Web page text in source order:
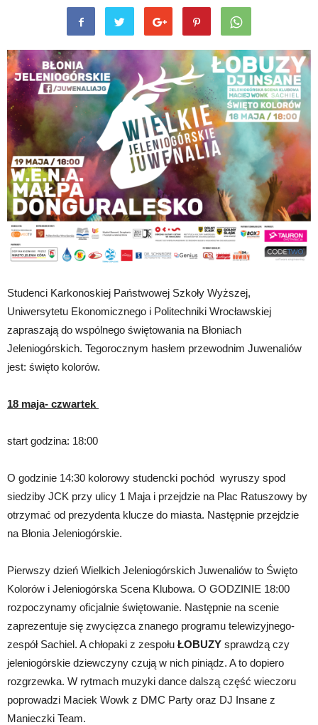
Studenci Karkonoskiej Państwowej Szkoły Wyższej,
Uniwersytetu Ekonomicznego i Politechniki Wrocławskiej
zapraszają do wspólnego świętowania na Błoniach
Jeleniogórskich. Tegorocznym hasłem przewodnim Juwenaliów
jest: święto kolorów.
18 maja- czwartek
start godzina: 18:00
O godzinie 14:30 kolorowy studencki pochód wyruszy spod
siedziby JCK przy ulicy 1 Maja i przejdzie na Plac Ratuszowy by
otrzymać od prezydenta klucze do miasta. Następnie przejdzie
na Błonia Jeleniogórskie.
Pierwszy dzień Wielkich Jeleniogórskich Juwenaliów to Święto
Kolorów i Jeleniogórska Scena Klubowa. O GODZINIE 18:00
rozpoczynamy oficjalnie świętowanie. Następnie na scenie
zaprezentuje się zwycięzca znanego programu telewizyjnego-
zespół Sachiel. A chłopaki z zespołu ŁOBUZY sprawdzą czy
jeleniogórskie dziewczyny czują w nich piniądz. A to dopiero
rozgrzewka. W rytmach muzyki dance dalszą część wieczoru
poprowadzi Maciek Wowk z DMC Party oraz DJ Insane z
Manieczki Team.